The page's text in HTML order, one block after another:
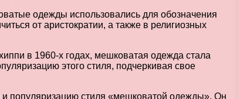
одежды использовались для обозначения
от аристократии, а также в религиозных
в 1960-х годах, мешковатая одежда стала
этого стиля, подчеркивая свое
и популяризацию стиля «мешковатой одежды». Он